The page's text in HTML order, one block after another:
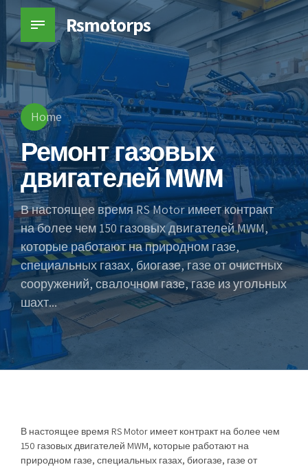
Rsmotorps
Home
Ремонт газовых
двигателей MWM
В настоящее время RS Motor имеет контракт
на более чем 150 газовых двигателей MWM,
которые работают на природном газе,
специальных газах, биогазе, газе от очистных
сооружений, свалочном газе, газе из угольных
шахт...
В настоящее время RS Motor имеет контракт на более чем
150 газовых двигателей MWM, которые работают на
природном газе, специальных газах, биогазе, газе от